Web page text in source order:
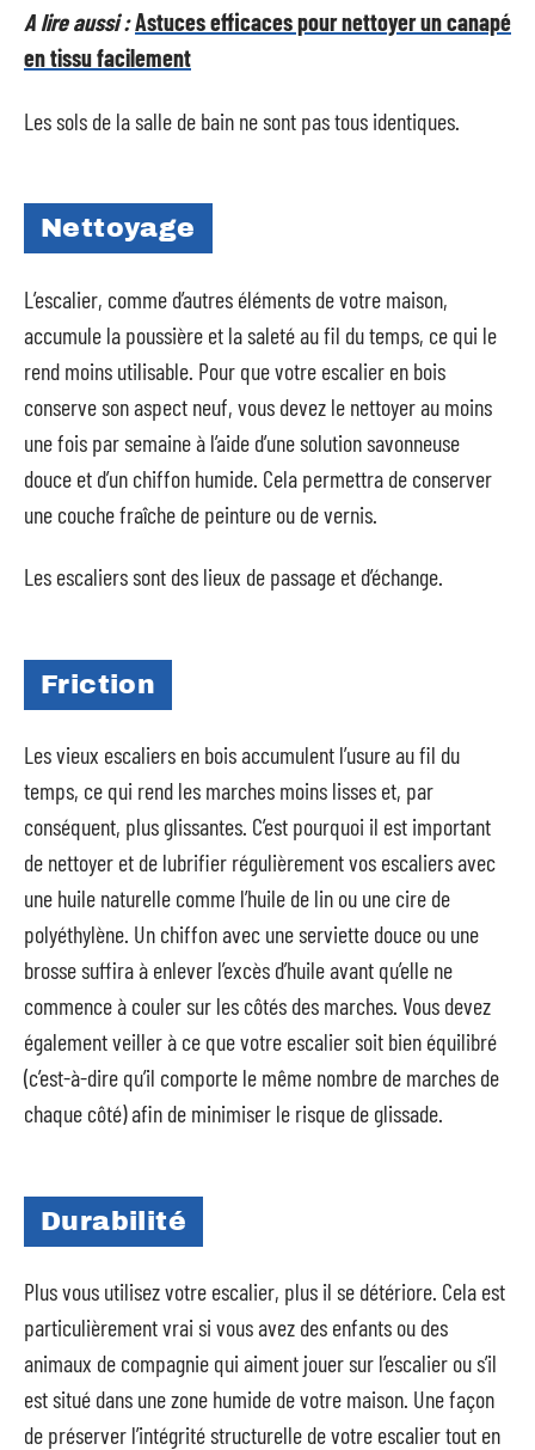
A lire aussi :Astuces efficaces pour nettoyer un canapé
en tissu facilement
Les sols de la salle de bain ne sont pas tous identiques.
Nettoyage
L’escalier, comme d’autres éléments de votre maison,
accumule la poussière et la saleté au fil du temps, ce qui le
rend moins utilisable. Pour que votre escalier en bois
conserve son aspect neuf, vous devez le nettoyer au moins
une fois par semaine à l’aide d’une solution savonneuse
douce et d’un chiffon humide. Cela permettra de conserver
une couche fraîche de peinture ou de vernis.
Les escaliers sont des lieux de passage et d’échange.
Friction
Les vieux escaliers en bois accumulent l’usure au fil du
temps, ce qui rend les marches moins lisses et, par
conséquent, plus glissantes. C’est pourquoi il est important
de nettoyer et de lubrifier régulièrement vos escaliers avec
une huile naturelle comme l’huile de lin ou une cire de
polyéthylène. Un chiffon avec une serviette douce ou une
brosse suffira à enlever l’excès d’huile avant qu’elle ne
commence à couler sur les côtés des marches. Vous devez
également veiller à ce que votre escalier soit bien équilibré
(c’est-à-dire qu’il comporte le même nombre de marches de
chaque côté) afin de minimiser le risque de glissade.
Durabilité
Plus vous utilisez votre escalier, plus il se détériore. Cela est
particulièrement vrai si vous avez des enfants ou des
animaux de compagnie qui aiment jouer sur l’escalier ou s’il
est situé dans une zone humide de votre maison. Une façon
de préserver l’intégrité structurelle de votre escalier tout en